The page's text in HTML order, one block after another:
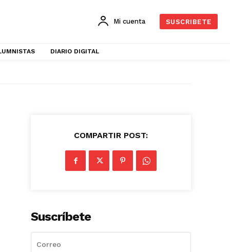
Mi cuenta SUSCRIBETE
DIARIO DIGITAL
COMPARTIR POST:
Suscríbete